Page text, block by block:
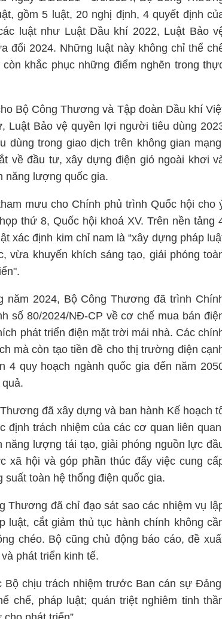
gồm 5 luật, 20 nghị định, 4 quyết định
luật như Luật Dầu khí 2022, Luật Bảo
đổi 2024. Những luật này không chỉ thể
khắc phục những điểm nghẽn trong
Bộ Công Thương và Tập đoàn Dầu khí
Luật Bảo vệ quyền lợi người tiêu dùng
trong giao dịch trên không gian
về đầu tư, xây dựng điện gió ngoài khơi
năng lượng quốc gia.
mưu cho Chính phủ trình Quốc hội cho
thứ 8, Quốc hội khoá XV. Trên nền tảng
xác định kim chỉ nam là “xây dựng pháp
vừa khuyến khích sáng tạo, giải phóng
2024, Bộ Công Thương đã trình
số 80/2024/NĐ-CP về cơ chế mua bán
phát triển điện mặt trời mái nhà. Các
mà còn tạo tiền đề cho thị trường điện
4 quy hoạch ngành quốc gia đến năm
đã xây dựng và ban hành Kế hoạch
định trách nhiệm của các cơ quan liên
lượng tái tạo, giải phóng nguồn lực
xã hội và góp phần thúc đẩy việc cung
toàn hệ thống điện quốc gia.
Thương đã chỉ đạo sát sao các nhiệm vụ
luật, cắt giảm thủ tục hành chính không
chéo. Bộ cũng chủ động báo cáo, đề
phát triển kinh tế.
chịu trách nhiệm trước Ban cán sự
chế, pháp luật; quán triệt nghiêm tinh